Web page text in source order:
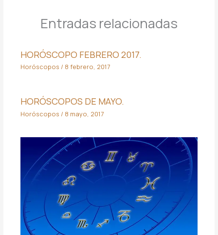
Entradas relacionadas
HORÓSCOPO FEBRERO 2017.
Horóscopos / 8 febrero, 2017
HORÓSCOPOS DE MAYO.
Horóscopos / 8 mayo, 2017